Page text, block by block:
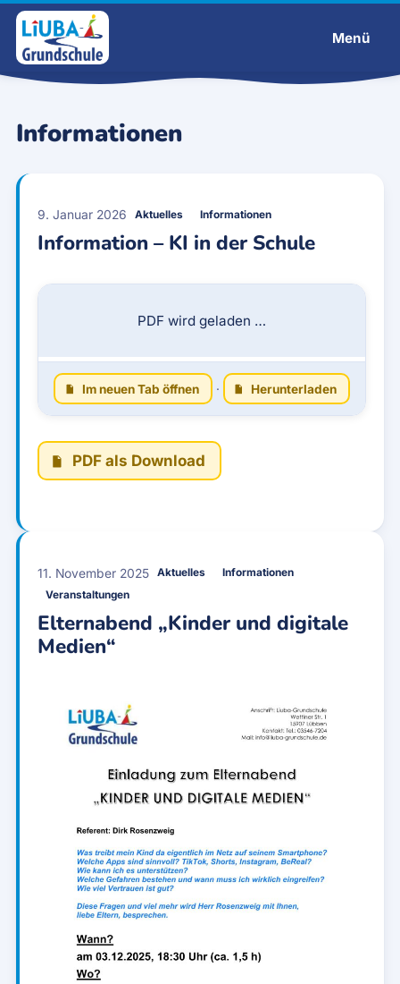
Liuba-Grundschule
Menü
Informationen
9. Januar 2026 Aktuelles Informationen
Information – KI in der Schule
PDF wird geladen …
Im neuen Tab öffnen · Herunterladen
PDF als Download
11. November 2025 Aktuelles
Informationen
Veranstaltungen
Elternabend „Kinder und digitale
Medien“